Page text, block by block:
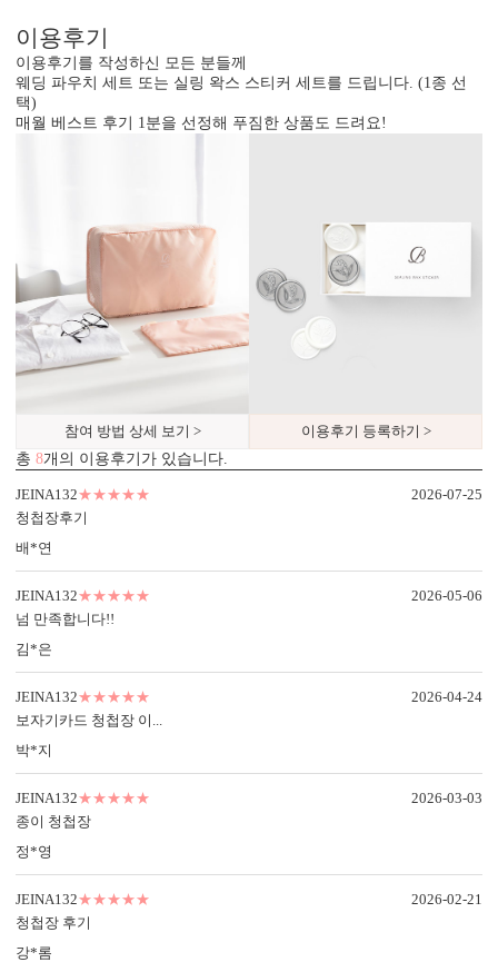
업계최고 고평량·고탄성 수입지
엽서형은 400g, 2단형은 370g 고급
수입지를 사용해 제작됩니다.
공하며,
쇄 품질을 직접 확인해보세요.
테두리 정밀 마감
테두리를 직각 또는 라운드로 무
내용 인쇄
이용후기
이용후기를 작성하신 모든 분들께
웨딩 파우치 세트 또는 실링 왁스 스티커 세트를 드립니다. (1종 선
택)
매월 베스트 후기 1분을 선정해 푸짐한 상품도 드려요!
참여 방법 상세 보기 >
이용후기 등록하기 >
총 8개의 이용후기가 있습니다.
JEINA132★★★★★
청첩장후기
배*연
2026-07-25
JEINA132★★★★★
넘 만족합니다!!
김*은
2026-05-06
JEINA132★★★★★
보자기카드 청첩장 이...
박*지
2026-04-24
JEINA132★★★★★
종이 청첩장
정*영
2026-03-03
JEINA132★★★★★
청첩장 후기
강*롬
2026-02-21